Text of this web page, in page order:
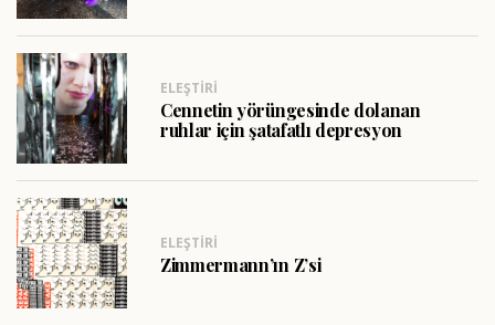
ELEŞTIRI
Cennetin yörüngesinde dolanan
ruhlar için şatafatlı depresyon
ELEŞTIRI
Zimmermann’ın Z’si